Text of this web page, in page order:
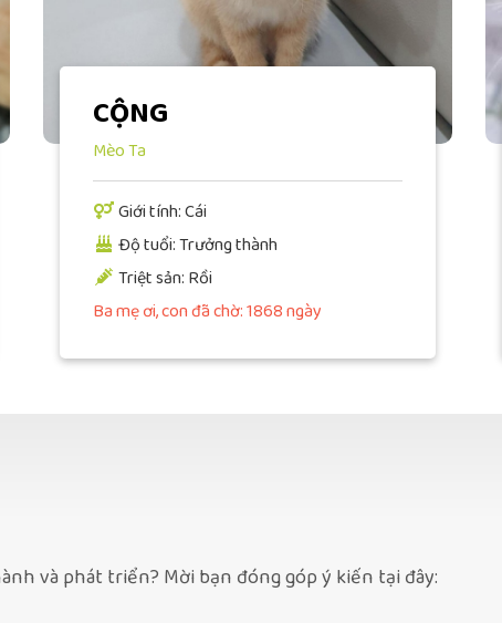
CỘNG
Mèo Ta
Giới tính: Cái
Độ tuổi: Trưởng thành
Triệt sản: Rồi
Ba mẹ ơi, con đã chờ: 1868 ngày
và phát triển? Mời bạn đóng góp ý kiến tại đây: